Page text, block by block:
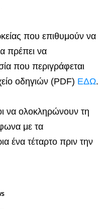
που επιθυμούν να
πρέπει να
που περιγράφεται
οδηγιών (PDF) ΕΔΩ.
να ολοκληρώνουν τη
με τα
ένα τέταρτο πριν την